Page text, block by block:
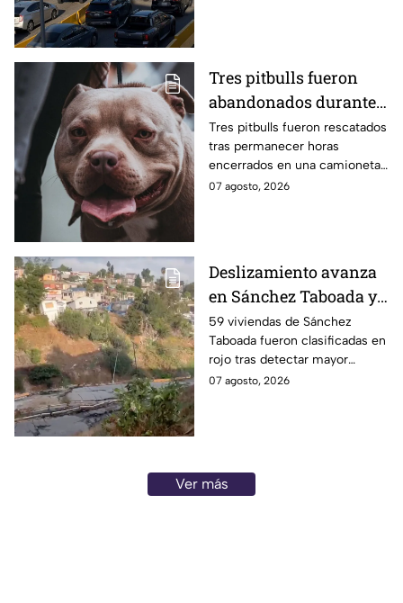
Tres pitbulls fueron
abandonados durante
horas dentro de una
camioneta bajo el calor
en Tijuana; así
lograron rescatarlos
Tres pitbulls fueron rescatados
tras permanecer horas
encerrados en una camioneta
bajo altas temperaturas en la
07 agosto, 2026
Deslizamiento avanza
en Sánchez Taboada y
pone en riesgo a 59
viviendas; familias se
niegan a abandonar
sus hogares ⚠️
59 viviendas de Sánchez
Taboada fueron clasificadas en
rojo tras detectar mayor
avance de grietas y riesgo por
07 agosto, 2026
Ver más